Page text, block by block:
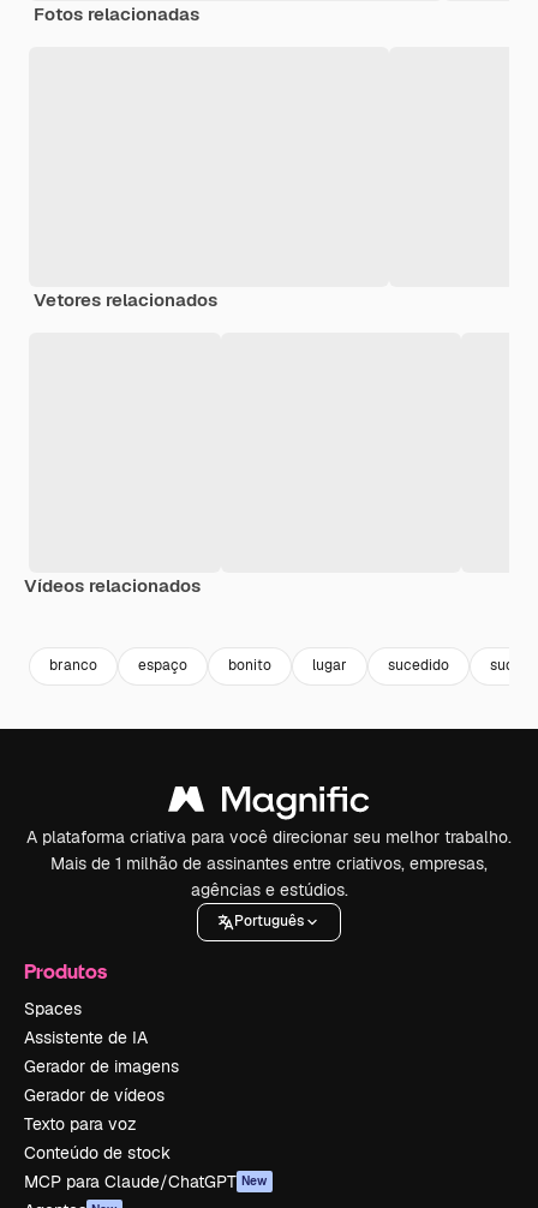
Fotos relacionadas
Vetores relacionados
Vídeos relacionados
branco espaço bonito lugar sucedido
A plataforma criativa para você direcionar seu melhor trabalho.
Mais de 1 milhão de assinantes entre criativos, empresas,
agências e estúdios.
Português
Produtos
Spaces
Assistente de IA
Gerador de imagens
Gerador de vídeos
Texto para voz
Conteúdo de stock
MCP para Claude/ChatGPT New